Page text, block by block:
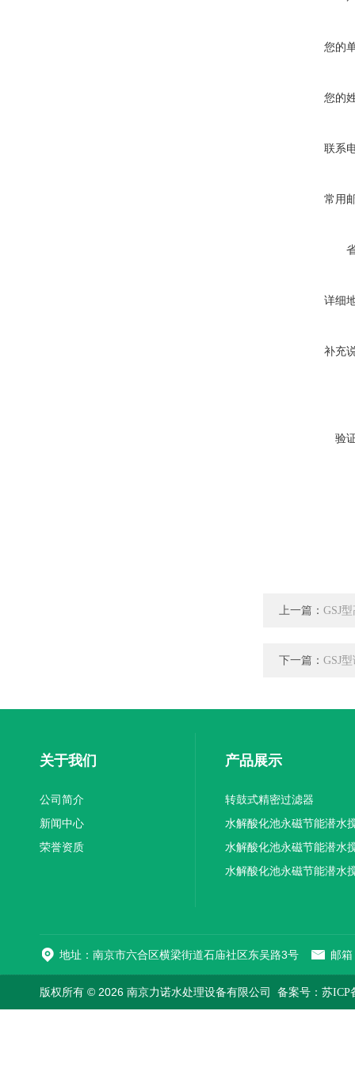
您的
您的
联系
常用
详细
补充
验
上一篇： GSJ
下一篇： GSJ
关于我们
公司简介
新闻中心
荣誉资质
产品展示
转鼓式精密过滤器
水解酸化池永磁节能潜水
机厂家供应
水解酸化池永磁节能潜水
机厂家直销
水解酸化池永磁节能潜水
地址：南京市六合区横梁街道石庙社区东吴路3号 邮
版权所有 © 2026 南京力诺水处理设备有限公司 备案号：苏ICP